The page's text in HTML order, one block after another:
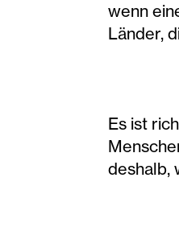
wenn
Länder,
Es ist
deshalb,